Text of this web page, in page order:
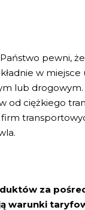
pewni,
w
lub drogowym.
od ciężkiego
firm
za
warunki